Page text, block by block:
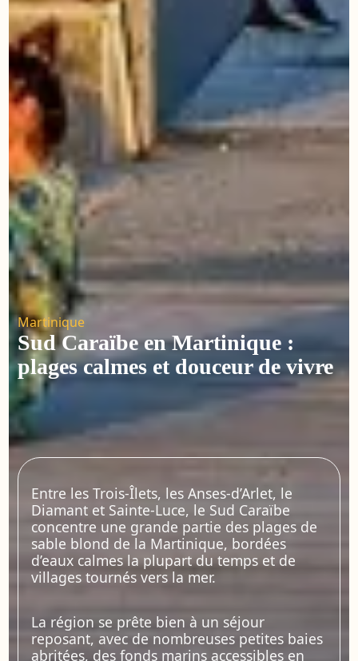
Martinique
Sud Caraïbe en Martinique :
plages calmes et douceur de vivre
Entre les Trois-Îlets, les Anses-d’Arlet, le
Diamant et Sainte-Luce, le Sud Caraïbe
concentre une grande partie des plages de
sable blond de la Martinique, bordées
d’eaux calmes la plupart du temps et de
villages tournés vers la mer.
La région se prête bien à un séjour
reposant, avec de nombreuses petites baies
abritées, des fonds marins accessibles en